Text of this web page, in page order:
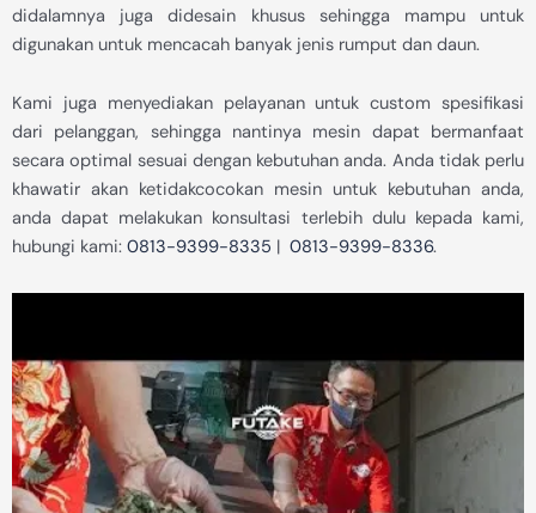
didalamnya juga didesain khusus sehingga mampu untuk
digunakan untuk mencacah banyak jenis rumput dan daun.
Kami juga menyediakan pelayanan untuk custom spesifikasi
dari pelanggan, sehingga nantinya mesin dapat bermanfaat
secara optimal sesuai dengan kebutuhan anda. Anda tidak perlu
khawatir akan ketidakcocokan mesin untuk kebutuhan anda,
anda dapat melakukan konsultasi terlebih dulu kepada kami,
hubungi kami: 0813-9399-8335 | 0813-9399-8336.